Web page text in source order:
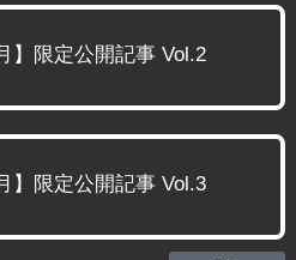
】限定公開記事 Vol.2
】限定公開記事 Vol.3